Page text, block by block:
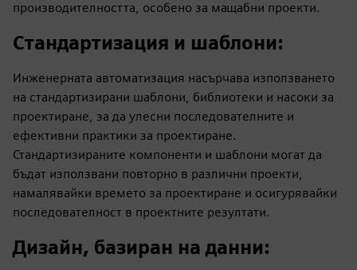
производителността, особено за мащабни проекти.
Стандартизация и шаблони:
Инженерната автоматизация насърчава използването
на стандартизирани шаблони, библиотеки и насоки за
проектиране, за да улесни последователните и
ефективни практики за проектиране.
Стандартизираните компоненти и шаблони могат да
бъдат използвани повторно в различни проекти,
намалявайки времето за проектиране и осигурявайки
последователност в проектните резултати.
Дизайн, базиран на данни: